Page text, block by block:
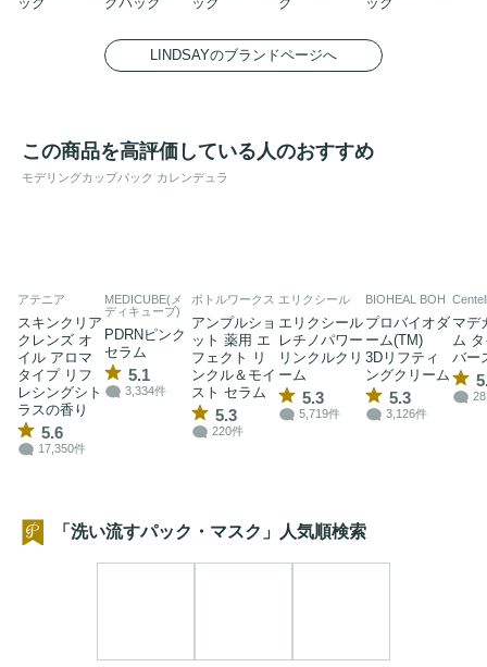
LINDSAYのブランドページへ
この商品を高評価している人のおすすめ
モデリングカップパック カレンデュラ
アテニア
スキンクリア
クレンズ オ
イル アロマ
タイプ リフ
レシングシト
ラスの香り
5.6
17,350件
MEDICUBE(メ
ディキューブ)
PDRNピンク
セラム
5.1
3,334件
ボトルワークス
アンプルショ
ット 薬用 エ
フェクト リ
ンクル＆モイ
スト セラム
5.3
220件
エリクシール
エリクシール
レチノパワー
リンクルクリ
ーム
5.3
5,719件
BIOHEAL BOH
プロバイオダ
ーム(TM)
3Dリフティ
ングクリーム
5.3
3,126件
マデ
ム
バー
「洗い流すパック・マスク」人気順検索